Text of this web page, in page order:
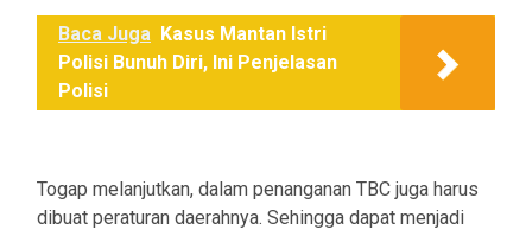
Baca Juga Kasus Mantan Istri
Polisi Bunuh Diri, Ini Penjelasan
Polisi
Togap melanjutkan, dalam penanganan TBC juga harus
dibuat peraturan daerahnya. Sehingga dapat menjadi